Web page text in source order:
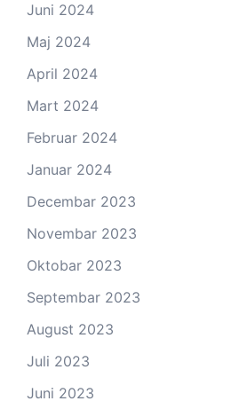
Juni 2024
Maj 2024
April 2024
Mart 2024
Februar 2024
Januar 2024
Decembar 2023
Novembar 2023
Oktobar 2023
Septembar 2023
August 2023
Juli 2023
Juni 2023